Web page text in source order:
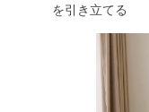
を引き立てる